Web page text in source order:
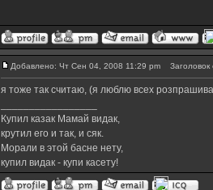
Добавлено: Чт Сен 04, 2008 11:29 pm Заголовок
я тоже так считаю, (я люблю всех
Купил казак Мамай видак,
крутил его и так, и сяк.
Морали в этой басне нету,
купил видак - купи касету!